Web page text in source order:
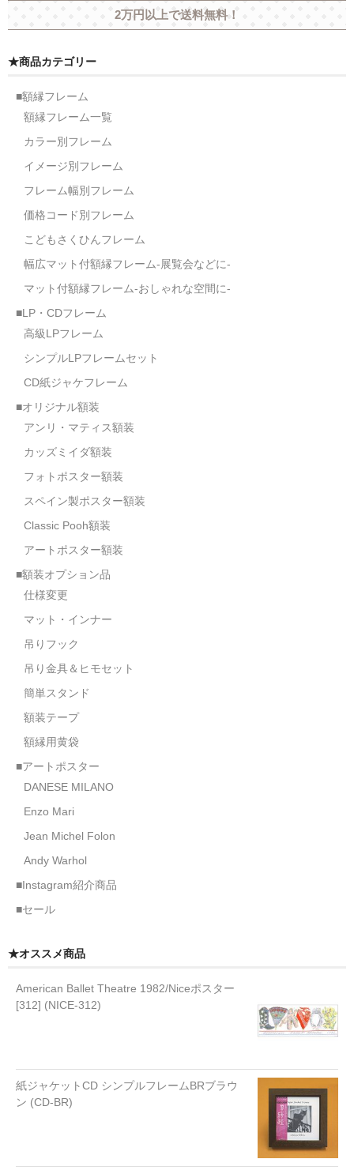
オーダーメイド額装
ショップ
2万円以上で送料無料！
★商品カテゴリー
■額縁フレーム
額縁フレーム一覧
カラー別フレーム
イメージ別フレーム
フレーム幅別フレーム
価格コード別フレーム
こどもさくひんフレーム
幅広マット付額縁フレーム-展覧会などに-
マット付額縁フレーム-おしゃれな空間に-
■LP・CDフレーム
高級LPフレーム
シンプルLPフレームセット
CD紙ジャケフレーム
■オリジナル額装
アンリ・マティス額装
カッズミイダ額装
フォトポスター額装
スペイン製ポスター額装
Classic Pooh額装
アートポスター額装
■額装オプション品
仕様変更
マット・インナー
吊りフック
吊り金具＆ヒモセット
簡単スタンド
額装テープ
額縁用黄袋
■アートポスター
DANESE MILANO
Enzo Mari
Jean Michel Folon
Andy Warhol
■Instagram紹介商品
■セール
★オススメ商品
American Ballet Theatre 1982/Niceポスター
[312] (NICE-312)
紙ジャケットCD シンプルフレームBRブラウ
ン (CD-BR)